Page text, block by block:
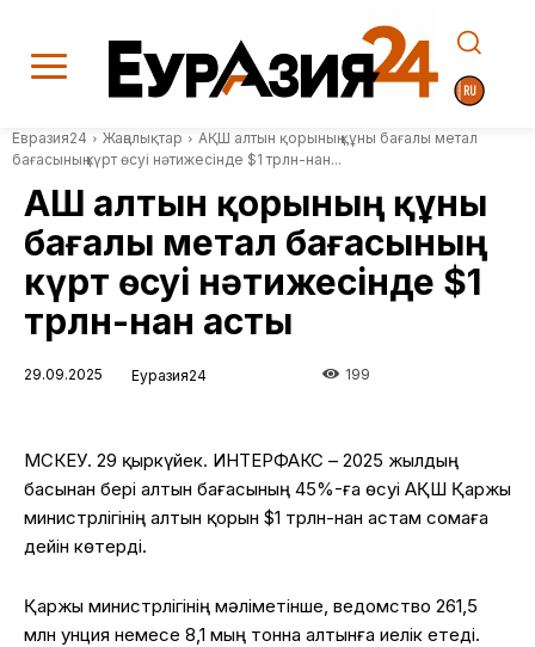
Евразия24 Жаңалықтар
АҚШ алтын қорының құны бағалы метал
бағасының күрт өсуі нәтижесінде $1 трлн-нан...
АҚШ алтын қорының құны
бағалы метал бағасының
күрт өсуі нәтижесінде $1
трлн-нан асты
29.09.2025 Еуразия24 199
МӘСКЕУ. 29 қыркүйек. ИНТЕРФАКС – 2025 жылдың
басынан бері алтын бағасының 45%-ға өсуі АҚШ Қаржы
министрлігінің алтын қорын $1 трлн-нан астам сомаға
дейін көтерді.
Қаржы министрлігінің мәліметінше, ведомство 261,5
млн унция немесе 8,1 мың тонна алтынға иелік етеді.